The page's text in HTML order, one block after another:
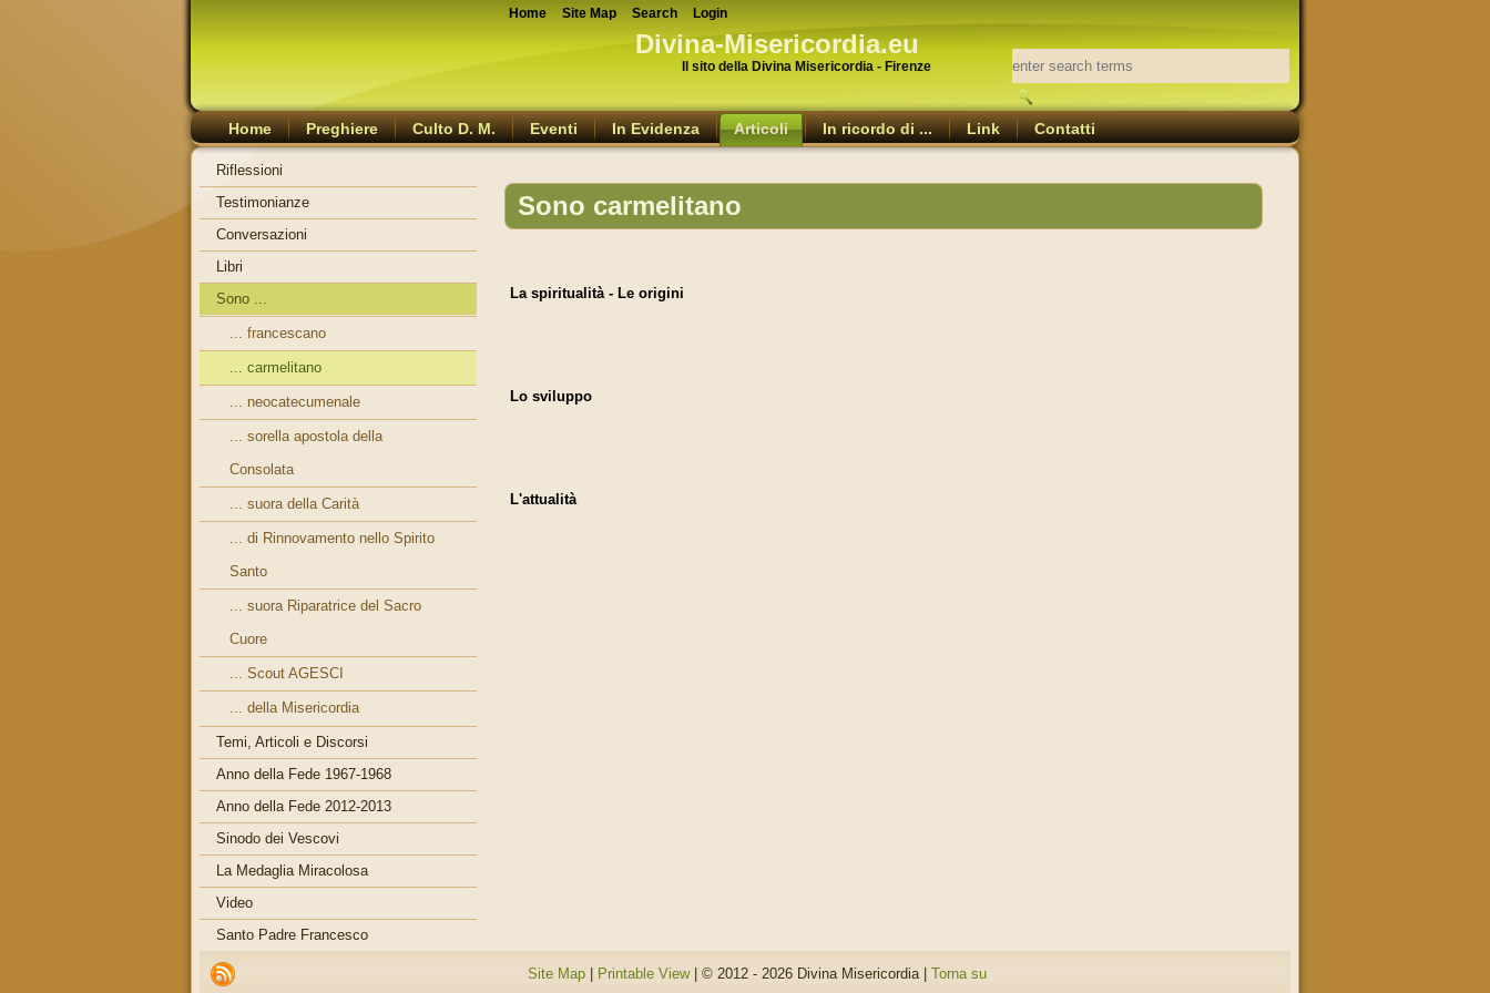
Divina-Misericordia.eu
Il sito della Divina Misericordia - Firenze
Home Preghiere Culto D. M. Eventi In Evidenza Articoli In ricordo di ... Link Contatti
Riflessioni
Testimonianze
Conversazioni
Libri
Sono ...
... francescano
... carmelitano
... neocatecumenale
... sorella apostola della
Consolata
... suora della Carità
... di Rinnovamento nello Spirito
Santo
... suora Riparatrice del Sacro
Cuore
... Scout AGESCI
... della Misericordia
Temi, Articoli e Discorsi
Anno della Fede 1967-1968
Anno della Fede 2012-2013
Sinodo dei Vescovi
La Medaglia Miracolosa
Video
Santo Padre Francesco
Sono carmelitano
La spiritualità - Le origini
Lo sviluppo
L'attualità
Site Map Printable View| © 2012 - 2026 Divina Misericordia | Torna su
Home Site Map Search Login